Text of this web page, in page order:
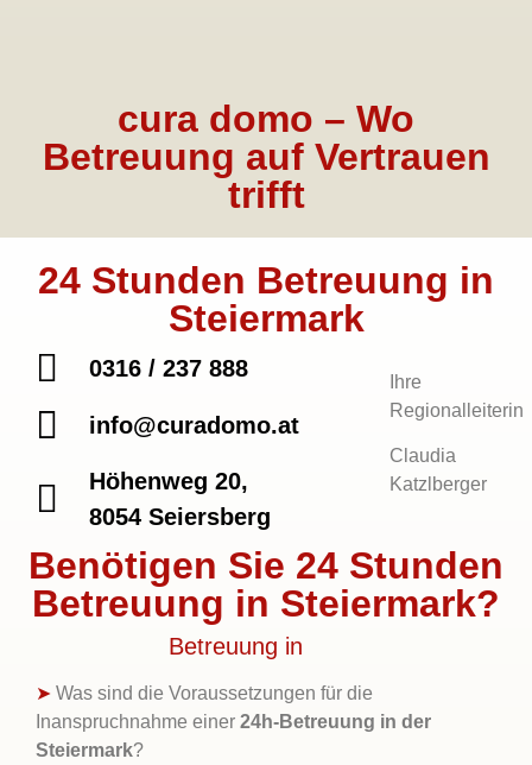
cura domo – Wo
Betreuung auf Vertrauen
trifft
24 Stunden Betreuung in
Steiermark
0316 / 237 888
info@curadomo.at
Höhenweg 20,
8054 Seiersberg
Ihre
Regionalleiterin
Claudia
Katzlberger
Benötigen Sie 24 Stunden
Betreuung in Steiermark?
Betreuung in
➤ Was sind die Voraussetzungen für die
Inanspruchnahme einer 24h-Betreuung in der
Steiermark?